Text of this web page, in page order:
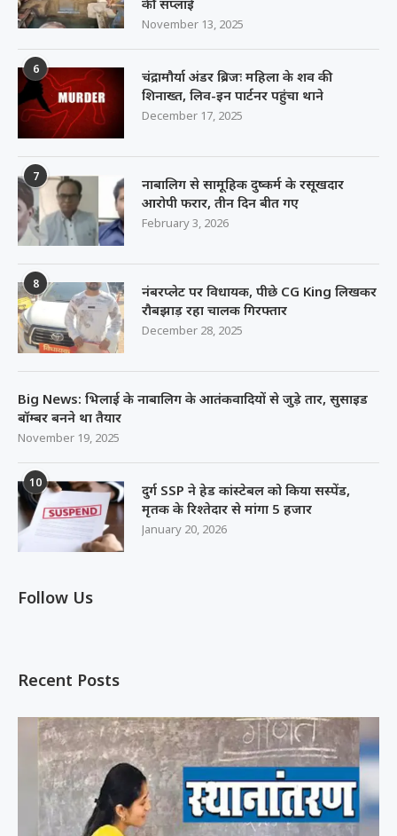
की सप्लाई
November 13, 2025
6
चंद्रामौर्या अंडर ब्रिजः महिला के शव की
शिनाख्त, लिव-इन पार्टनर पहुंचा थाने
December 17, 2025
7
नाबालिग से सामूहिक दुष्कर्म के रसूखदार
आरोपी फरार, तीन दिन बीत गए
February 3, 2026
8
नंबरप्लेट पर विधायक, पीछे CG King लिखकर
रौबझाड़ रहा चालक गिरफ्तार
December 28, 2025
Big News: भिलाई के नाबालिग के आतंकवादियों से जुड़े तार, सुसाइड
बॉम्बर बनने था तैयार
November 19, 2025
10
दुर्ग SSP ने हेड कांस्टेबल को किया सस्पेंड,
मृतक के रिश्तेदार से मांगा 5 हजार
January 20, 2026
Follow Us
Recent Posts